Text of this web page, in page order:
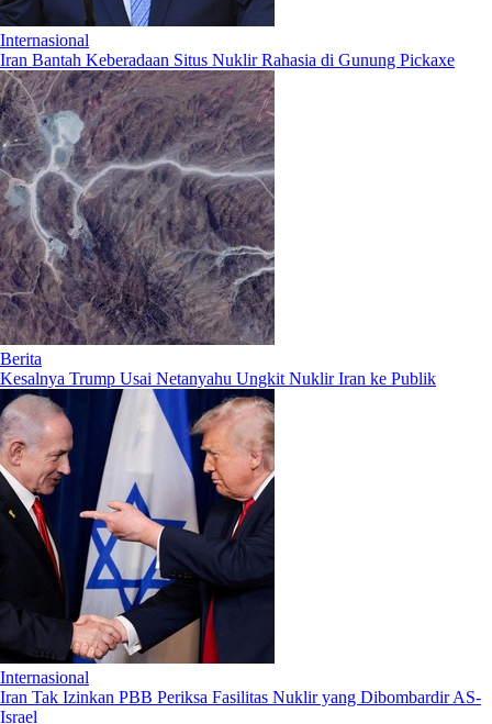
Internasional
Iran Bantah Keberadaan Situs Nuklir Rahasia di Gunung Pickaxe
Berita
Kesalnya Trump Usai Netanyahu Ungkit Nuklir Iran ke Publik
Internasional
Iran Tak Izinkan PBB Periksa Fasilitas Nuklir yang Dibombardir AS-
Israel